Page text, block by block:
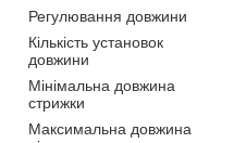
Регулювання довжини
Кількість установок
довжини
Мінімальна довжина
стрижки
Максимальна довжина